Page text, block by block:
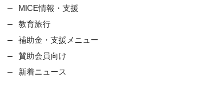
MICE情報・支援
教育旅行
補助金・支援メニュー
賛助会員向け
新着ニュース